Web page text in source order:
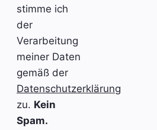
stimme ich
der
Verarbeitung
meiner Daten
gemäß der
Datenschutzerklärung
zu. Kein
Spam.